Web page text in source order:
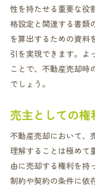
性を持たせる重要な役
格設定と関連する書類
を算出するための資料
引を実現できます。よ
ことで、不動産売却時
でしょう。
売主としての権
不動産売却において、
理解することは極めて
由に売却する権利を持
制約や契約の条件に依